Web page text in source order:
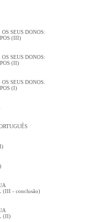
SEUS DONOS:
(III)
SEUS DONOS:
(II)
SEUS DONOS.
(I)
(III - conclusão)
(II)